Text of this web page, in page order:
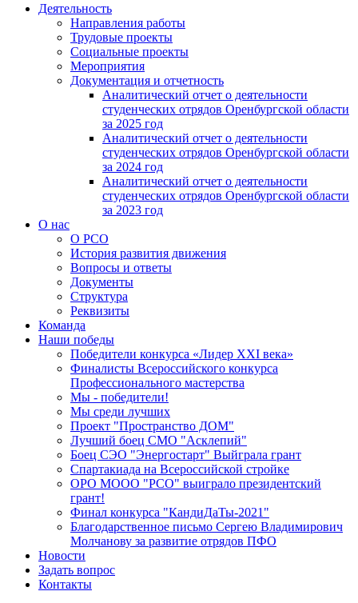
Деятельность
Направления работы
Трудовые проекты
Социальные проекты
Мероприятия
Документация и отчетность
Аналитический отчет о деятельности
студенческих отрядов Оренбургской области
за 2025 год
Аналитический отчет о деятельности
студенческих отрядов Оренбургской области
за 2024 год
Аналитический отчет о деятельности
студенческих отрядов Оренбургской области
за 2023 год
О нас
О РСО
История развития движения
Вопросы и ответы
Документы
Структура
Реквизиты
Команда
Наши победы
Победители конкурса «Лидер XXI века»
Финалисты Всероссийского конкурса
Профессионального мастерства
Мы - победители!
Мы среди лучших
Проект "Пространство ДОМ"
Лучший боец СМО "Асклепий"
Боец СЭО "Энергостарт" Выйграла грант
Спартакиада на Всероссийской стройке
ОРО МООО "РСО" выиграло президентский
грант!
Финал конкурса "КандиДаТы-2021"
Благодарственное письмо Сергею Владимирович
Молчанову за развитие отрядов ПФО
Новости
Задать вопрос
Контакты